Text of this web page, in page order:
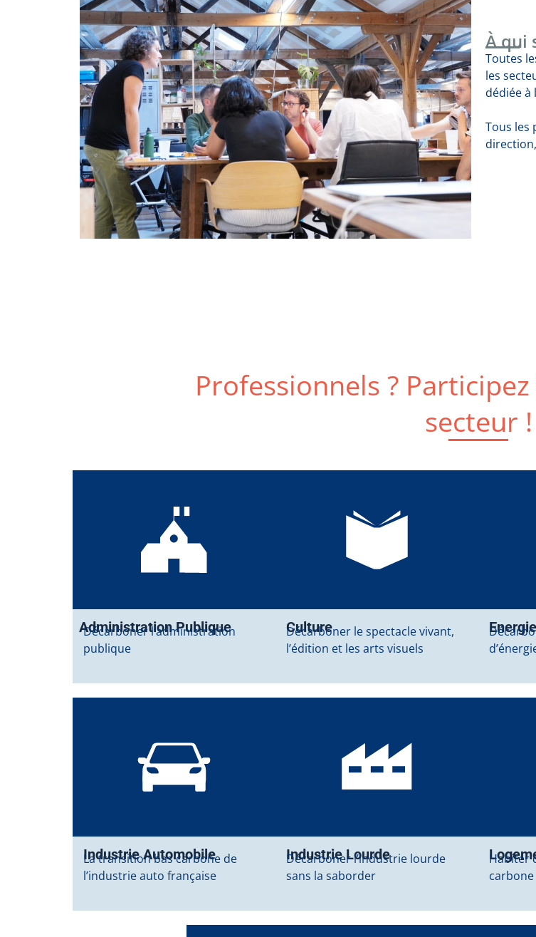
À qui
Toutes
les
dédiée à
Tous les
Professionnels ?
secteur !
Administration Publique
Décarboner l’administration
publique
Culture
Décarboner le spectacle vivant,
l’édition et les arts visuels
Energie
Industrie Automobile
La transition bas carbone de
l’industrie auto française
Industrie Lourde
Décarboner l’industrie lourde
sans la saborder
Habiter
carbone